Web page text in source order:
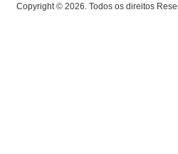
Copyright © 2026. Todos os direitos